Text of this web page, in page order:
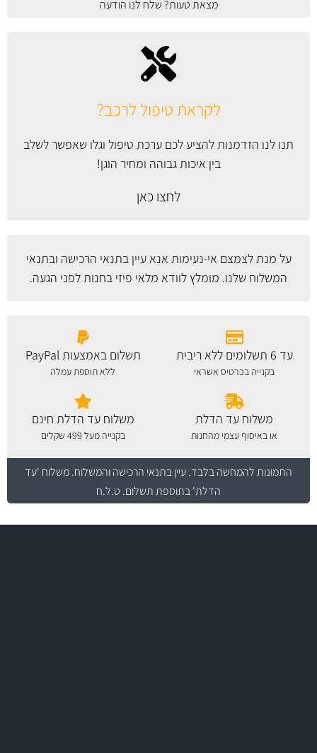
לקראת טיפול לרכב?
תנו לנו הזדמנות להציע לכם ערכת טיפול וגלו שאפשר לשלב
בין איכות גבוהה ומחיר הוגן!
לחצו כאן
על מנת לצמצם אי-נעימות אנא עייןבתנאי הרכישה ובתנאי
המשלוח שלנו. מומלץ לוודא מלאי פיזי בחנות לפני הגעה.
מצאת טעות? שלח לנו הודעה
עד 6 תשלומים ללא ריבית
בקנייה בכרטיס אשראי
תשלום באמצעות PayPal
ללא תוספת עמלה
משלוח עד הדלת
או באיסוף עצמי מהחנות
משלוח עד הדלת חינם
בקנייה מעל 499 שקלים
התמונות להמחשה בלבד.עיין בתנאי הרכישה והמשלוח. משלוח 'עד
הדלת' בתוספת תשלום. ט.ל.ח